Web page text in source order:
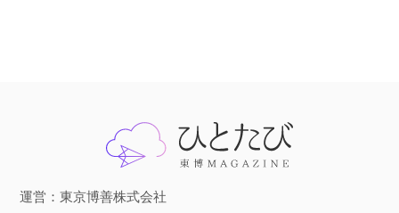
運営：東京博善株式会社